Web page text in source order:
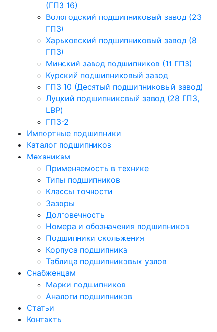
(ГПЗ 16)
Вологодский подшипниковый завод (23
ГПЗ)
Харьковский подшипниковый завод (8
ГПЗ)
Минский завод подшипников (11 ГПЗ)
Курский подшипниковый завод
ГПЗ 10 (Десятый подшипниковый завод)
Луцкий подшипниковый завод (28 ГПЗ,
LBP)
ГПЗ-2
Импортные подшипники
Каталог подшипников
Механикам
Применяемость в технике
Типы подшипников
Классы точности
Зазоры
Долговечность
Номера и обозначения подшипников
Подшипники скольжения
Корпуса подшипника
Таблица подшипниковых узлов
Снабженцам
Марки подшипников
Аналоги подшипников
Статьи
Контакты